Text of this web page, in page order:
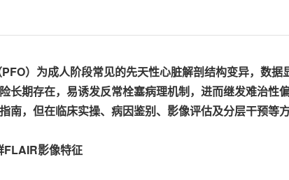
）为成人阶段常见的先天性心脏解剖结构变异，数
长期存在，易诱发反常栓塞病理机制，进而继发难治性
南，但在临床实操、病因鉴别、影像评估及分层干预等
FLAIR影像特征